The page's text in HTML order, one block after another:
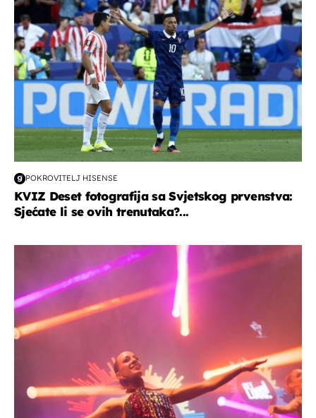
POKROVITELJ HISENSE
KVIZ Deset fotografija sa Svjetskog prvenstva:
Sjećate li se ovih trenutaka?...